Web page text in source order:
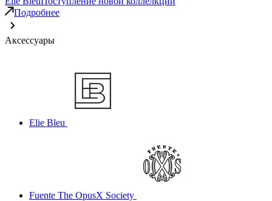
Подробнее
Аксессуары
Elie Bleu
Fuente The OpusX Society